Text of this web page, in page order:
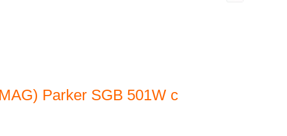
Parker SGB 501W с